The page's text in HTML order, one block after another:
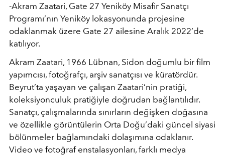
-Akram Zaatari, Gate 27 Yeniköy Misafir Sanatçı
Programı’nın Yeniköy lokasyonunda projesine
odaklanmak üzere Gate 27 ailesine Aralık 2022’de
katılıyor.
Akram Zaatari, 1966 Lübnan, Sidon doğumlu bir film
yapımcısı, fotoğrafçı, arşiv sanatçısı ve küratördür.
Beyrut’ta yaşayan ve çalışan Zaatari’nin pratiği,
koleksiyonculuk pratiğiyle doğrudan bağlantılıdır.
Sanatçı, çalışmalarında sınırların değişken doğasına
ve özellikle görüntülerin Orta Doğu’daki güncel siyasi
bölünmeler bağlamındaki dolaşımına odaklanır.
Video ve fotoğraf enstalasyonları, farklı medya